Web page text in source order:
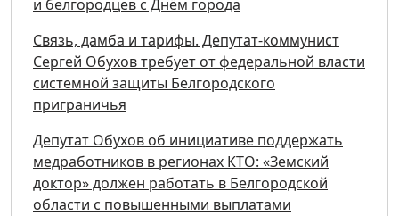
и белгородцев с Днём города
Связь, дамба и тарифы. Депутат-коммунист
Сергей Обухов требует от федеральной власти
системной защиты Белгородского
приграничья
Депутат Обухов об инициативе поддержать
медработников в регионах КТО: «Земский
доктор» должен работать в Белгородской
области с повышенными выплатами